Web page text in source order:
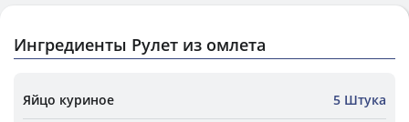
Ингредиенты Рулет из омлета
Яйцо куриное 5 Штука